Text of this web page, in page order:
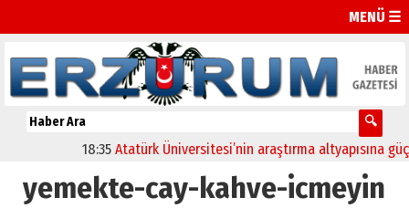
MENÜ ☰
18:35 Atatürk Üniversitesi’nin araştırma altyapısına güçlü
yemekte-cay-kahve-icmeyin